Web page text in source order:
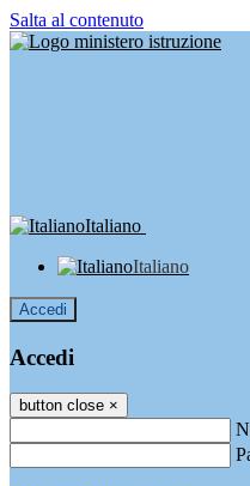
Salta al contenuto
Italiano
Italiano
Accedi
Accedi
button close ×